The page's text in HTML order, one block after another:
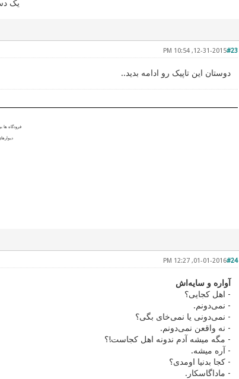
یک
#23
12-31-2015, 10:54 PM
دوستان این تاپیک رو ادامه بدید..
فرودگاه ها
#24
01-01-2016, 12:27 PM
آواره و سایه‌اش
- اهل کجایی؟
- نمی‌دونم.
- نمی‌دونی یا نمی‌خای بگی؟
- نه واقعن نمی‌دونم.
- مگه میشه آدم ندونه اهل کجاست!؟
- آره میشه.
- کجا بدنیا اومدی؟
- ماداگاسکار.